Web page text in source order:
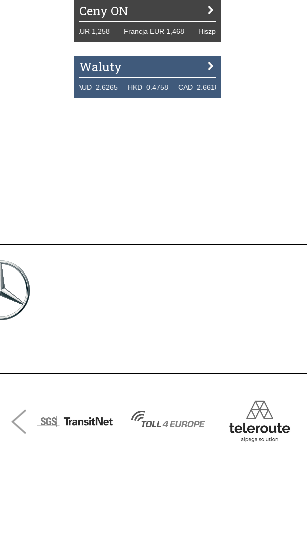
Ceny ON
r. Niemcy EUR 1,258 Francja EUR 1,468 Hiszpania EUR 1,229 WB GBP
Waluty
USD 3.7324 AUD 2.6265 HKD 0.4758 CAD 2.6618 NZD 2.1914 SGD